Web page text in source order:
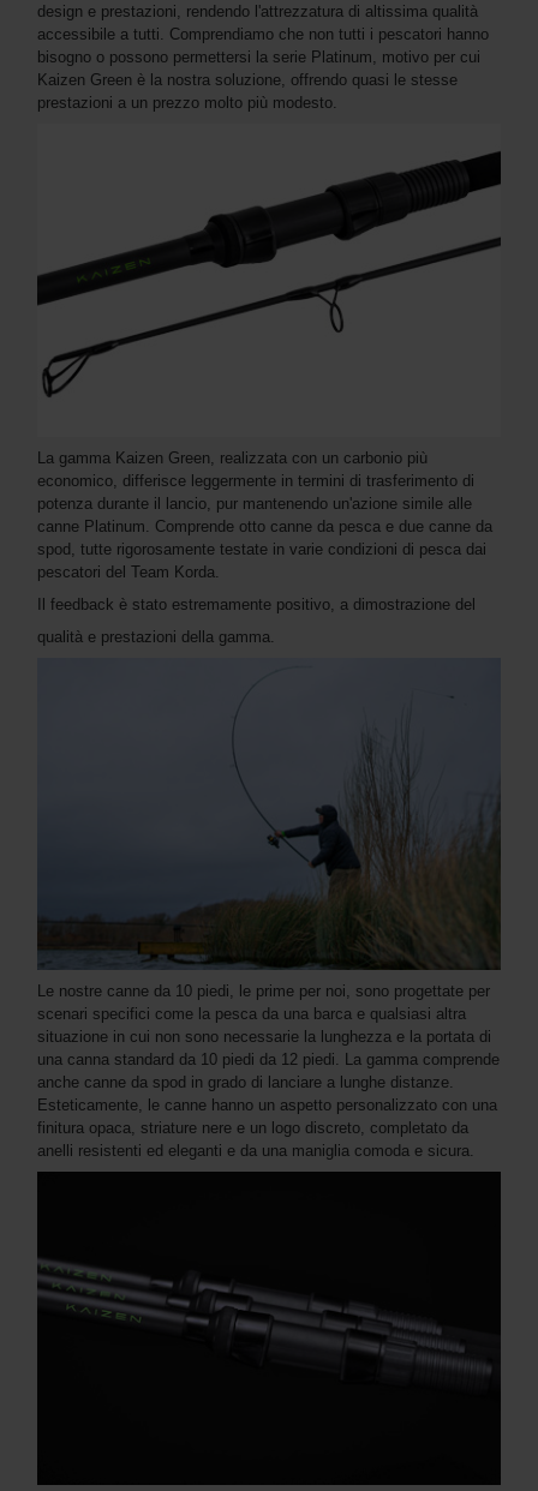
design e prestazioni, rendendo l'attrezzatura di altissima qualità
accessibile a tutti. Comprendiamo che non tutti i pescatori hanno
bisogno o possono permettersi la serie Platinum, motivo per cui
Kaizen Green è la nostra soluzione, offrendo quasi le stesse
prestazioni a un prezzo molto più modesto.
La gamma Kaizen Green, realizzata con un carbonio più
economico, differisce leggermente in termini di trasferimento di
potenza durante il lancio, pur mantenendo un'azione simile alle
canne Platinum. Comprende otto canne da pesca e due canne da
spod, tutte rigorosamente testate in varie condizioni di pesca dai
pescatori del Team Korda.
Il feedback è stato estremamente positivo, a dimostrazione del
qualità e prestazioni della gamma.
Le nostre canne da 10 piedi, le prime per noi, sono progettate per
scenari specifici come la pesca da una barca e qualsiasi altra
situazione in cui non sono necessarie la lunghezza e la portata di
una canna standard da 10 piedi da 12 piedi. La gamma comprende
anche canne da spod in grado di lanciare a lunghe distanze.
Esteticamente, le canne hanno un aspetto personalizzato con una
finitura opaca, striature nere e un logo discreto, completato da
anelli resistenti ed eleganti e da una maniglia comoda e sicura.